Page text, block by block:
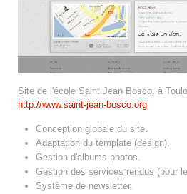
Site de l'école Saint Jean Bosco, à
http://www.saint-jean-bosco.org
Conception globale du site.
Adaptation du template (design).
Gestion d'albums photos.
Gestion des services rendus (pour
Système de newsletter.